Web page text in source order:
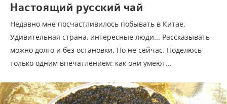
Настоящий русский чай
Недавно мне посчастливилось побывать в Китае.
Удивительная страна, интересные люди... Рассказывать
можно долго и без остановки. Но не сейчас. Поделюсь
только одним впечатлением: как они умеют...